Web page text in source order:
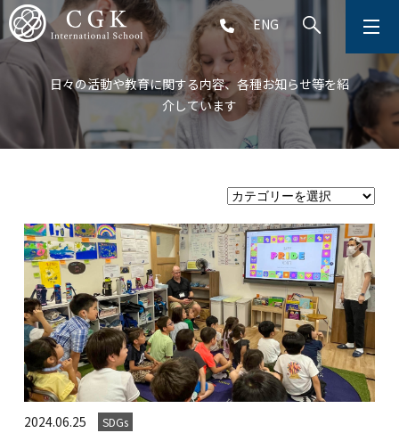
ENG
CGKについて
学校生活
中等部 (6～9年生)
高等部 (10～12年生)
アフタースクール (1～9年生)
海外留学・グローバル
日々の活動や教育に関する内容、各種お知らせ等を紹
介しています
2024.06.25 SDGs